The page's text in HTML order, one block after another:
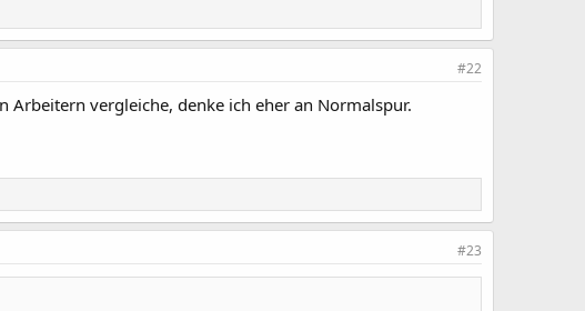
#22
Arbeitern vergleiche, denke ich eher an Normalspur.
#23